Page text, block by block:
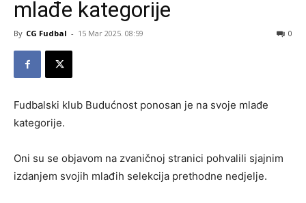
mlađe kategorije
By CG Fudbal - 15 Mar 2025. 08:59 0
Fudbalski klub Budućnost ponosan je na svoje mlađe
kategorije.
Oni su se objavom na zvaničnoj stranici pohvalili sjajnim
izdanjem svojih mlađih selekcija prethodne nedjelje.